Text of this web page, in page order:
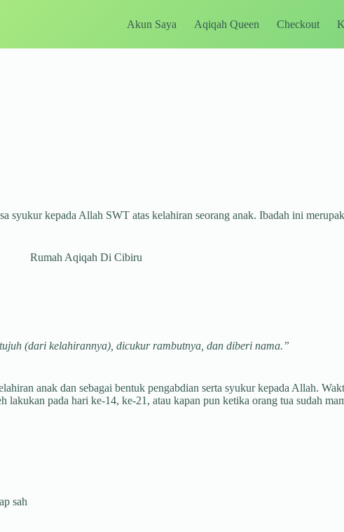
Akun Saya Aqiqah Queen Checkout
syukur kepada Allah SWT atas kelahiran seorang anak. Ibadah ini
(dari kelahirannya), dicukur rambutnya, dan diberi nama.”
anak dan sebagai bentuk pengabdian serta syukur kepada Allah.
pada hari ke-14, ke-21, atau kapan pun ketika orang tua sudah
sah